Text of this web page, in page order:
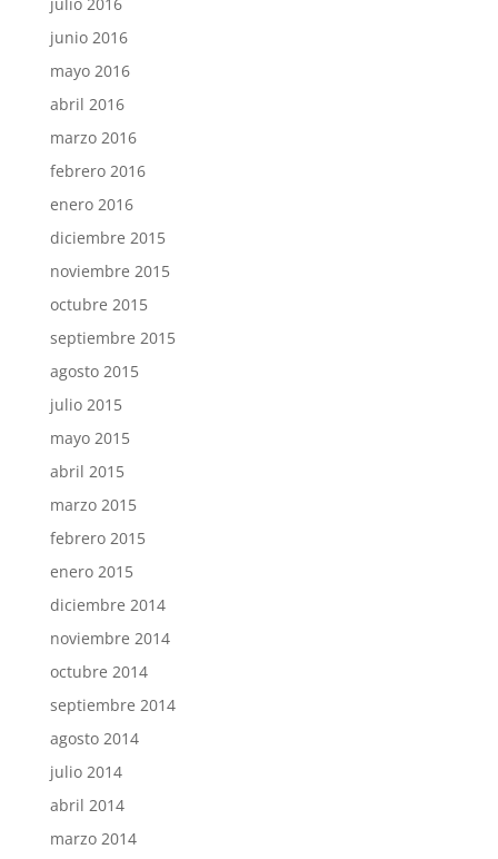
junio 2016
mayo 2016
abril 2016
marzo 2016
febrero 2016
enero 2016
diciembre 2015
noviembre 2015
octubre 2015
septiembre 2015
agosto 2015
julio 2015
mayo 2015
abril 2015
marzo 2015
febrero 2015
enero 2015
diciembre 2014
noviembre 2014
octubre 2014
septiembre 2014
agosto 2014
julio 2014
abril 2014
marzo 2014